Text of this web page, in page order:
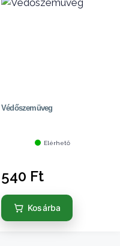
Védőszemüveg
Elérhető
540 Ft
Kosárba